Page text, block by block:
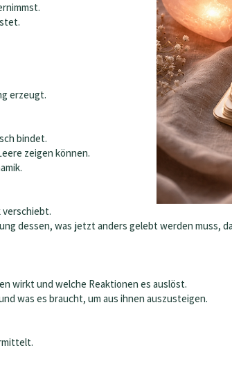
erzeugt.
bindet.
zeigen können.
verschiebt.
dessen, was jetzt anders gelebt werden muss,
wirkt und welche Reaktionen es auslöst.
was es braucht, um aus ihnen auszusteigen.